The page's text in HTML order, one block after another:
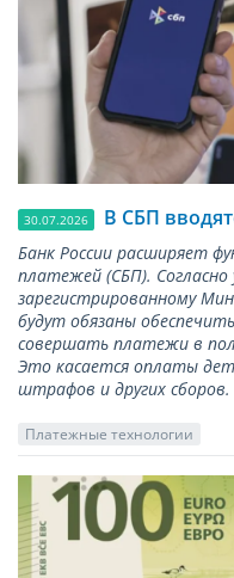
30.07.2026 В СБП
Банк России расширяет
платежей (СБП). Согласно
зарегистрированному
будут обязаны
совершать платежи в
Это касается оплаты
штрафов и других сборов.
Платежные технологии